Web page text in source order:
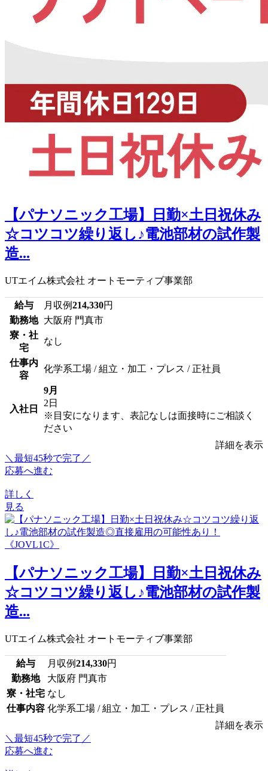
【パナソニック工場】日勤×土日祝休み
☆コツコツ繰り返し♪電池部材の試作製
造...
UTエイム株式会社 オートモーティブ事業部
給与 月収例214,330円
勤務地 大阪府 門真市
寮・社
宅
なし
仕事内
容
化学系工場 / 組立・加工・プレス / 正社員
入社日
9月
2日
※目安になります、表記なしは面接時にご相談く
ださい
詳細を表示
＼最短45秒で完了／
応募へ進む
詳しく
見る
【パナソニック工場】日勤×土日祝休み
☆コツコツ繰り返し♪電池部材の試作製
造...
UTエイム株式会社 オートモーティブ事業部
給与 月収例214,330円
勤務地
大阪府 門真市
寮・社宅 なし
仕事内容 化学系工場 / 組立・加工・プレス / 正社員
詳細を表示
＼最短45秒で完了／
応募へ進む